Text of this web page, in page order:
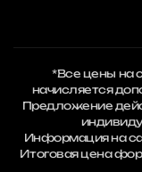
*Все цены на
начисляется
Предложение
Информация на
Итоговая цена